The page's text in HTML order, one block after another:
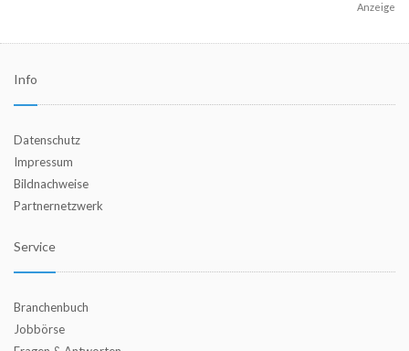
Anzeige
Info
Datenschutz
Impressum
Bildnachweise
Partnernetzwerk
Service
Branchenbuch
Jobbörse